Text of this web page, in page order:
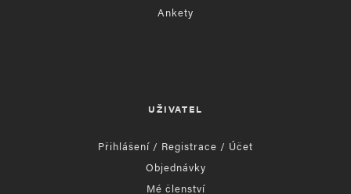
Ankety
UŽIVATEL
Přihlášení / Registrace / Účet
Objednávky
Mé členství